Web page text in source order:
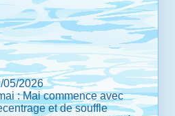
05/2026
: Mai commence avec
et de souffle